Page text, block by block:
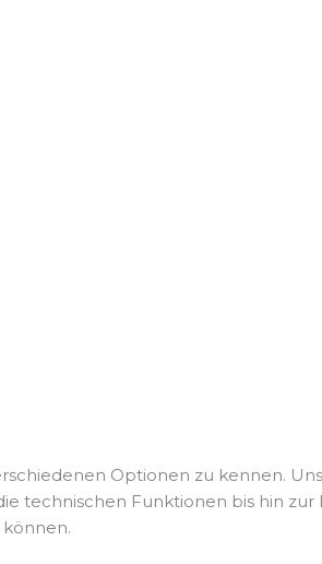
Optionen zu kennen.
technischen Funktionen bis hin